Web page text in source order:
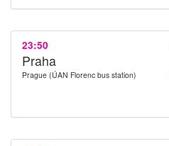
23:50
Praha
Prague (ÚAN Florenc bus station)